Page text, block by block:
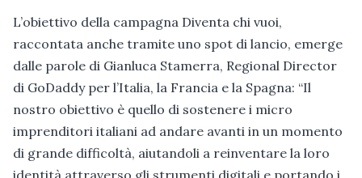
L’obiettivo della campagna Diventa chi vuoi,
raccontata anche tramite uno spot di lancio, emerge
dalle parole di Gianluca Stamerra, Regional Director
di GoDaddy per l’Italia, la Francia e la Spagna: “Il
nostro obiettivo è quello di sostenere i micro
imprenditori italiani ad andare avanti in un momento
di grande difficoltà, aiutandoli a reinventare la loro
identità attraverso gli strumenti digitali e portando i